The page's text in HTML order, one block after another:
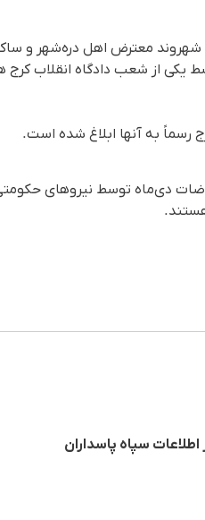
معترض اهل دره‌شهر و
رسماً به آنها ابلاغ شده است.
دی ۱۴۰۴ (۹ ژانویه ۲۰۲۶) در جریان اعتراضات دی‌ماه
سپاه پاسداران